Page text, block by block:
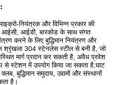
नियंत्रक और विभिन्न प्रकार की
आईसी, आईडी, बारकोड के साथ संगत
करने के लिए बुद्धिमान नियंत्रण और
श्रृंखला 304 स्टेनलेस स्टील से बनी है, जो
मार्ग प्रदान कर सकती है, अवैध प्रवेश
से स्टेशन में उपयोग किया जा सकता है,घाट
बुद्धिमान समुदाय, उद्यमों और संस्थानों
है।